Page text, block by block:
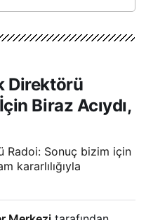
Direktörü
Biraz Acıydı,
Radoi: Sonuç bizim için
kararlılığıyla